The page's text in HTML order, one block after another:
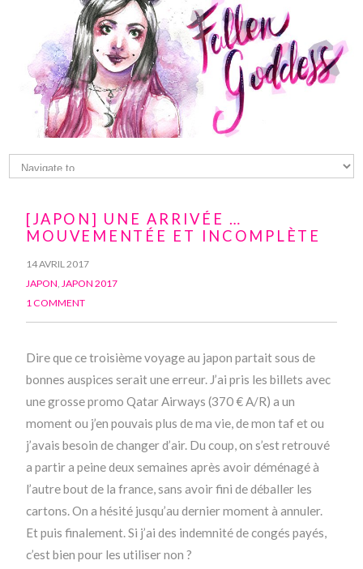
[JAPON] UNE ARRIVÉE …
MOUVEMENTÉE ET INCOMPLÈTE
14 AVRIL 2017
JAPON,JAPON 2017
1 COMMENT
Dire que ce troisième voyage au japon partait sous de
bonnes auspices serait une erreur. J’ai pris les billets avec
une grosse promo Qatar Airways (370 € A/R) a un
moment ou j’en pouvais plus de ma vie, de mon taf et ou
j’avais besoin de changer d’air. Du coup, on s’est retrouvé
a partir a peine deux semaines après avoir déménagé à
l’autre bout de la france, sans avoir fini de déballer les
cartons. On a hésité jusqu’au dernier moment à annuler.
Et puis finalement. Si j’ai des indemnité de congés payés,
c’est bien pour les utiliser non ?